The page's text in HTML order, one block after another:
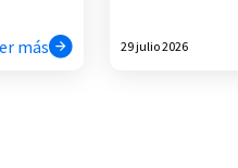
más 29 julio 2026